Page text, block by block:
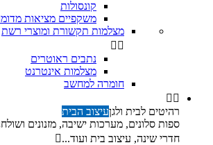
קונסולות
משקפיים מציאות
מצלמות תקשורת ומוצרי רשת
 
נתבים ראוטרים
מצלמות אינטרנט
חומרה למחשב
 
רהיטים לבית ולגןעיצוב הבית
ספות סלונים, מערכות ישיבה, מזנונים
חדרי שינה, עיצוב בית ועוד...